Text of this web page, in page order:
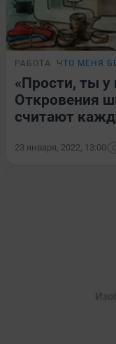
РАБОТА ЧТО МЕНЯ
«Прости, ты
Откровения
считают
23 января, 2022, 13:00